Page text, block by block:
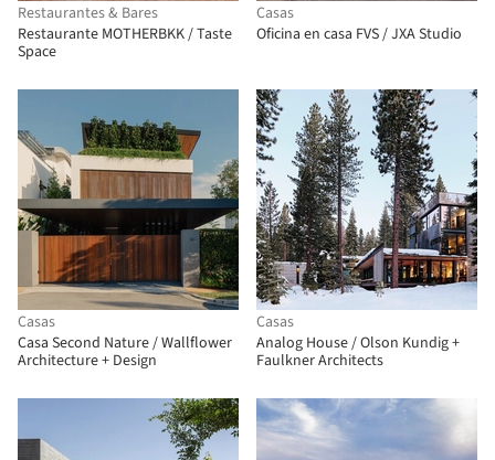
Restaurantes & Bares
Restaurante MOTHERBKK / Taste
Space
Casas
Oficina en casa FVS / JXA Studio
Casas
Casa Second Nature / Wallflower
Architecture + Design
Casas
Analog House / Olson Kundig +
Faulkner Architects